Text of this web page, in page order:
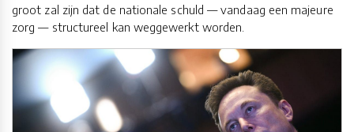
groot zal zijn dat de nationale schuld — vandaag een majeure
zorg — structureel kan weggewerkt worden.